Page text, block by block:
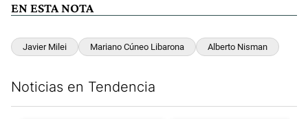
EN ESTA NOTA
Javier Milei Mariano Cúneo Libarona Alberto Nisman
Noticias en Tendencia